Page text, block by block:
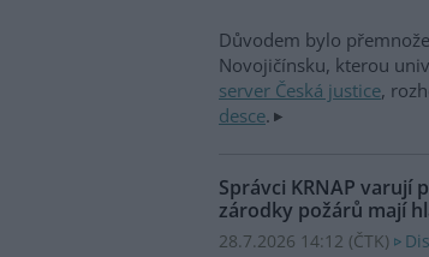
Důvodem bylo
Novojičínsku, kterou
server Česká justice,
desce.
Správci KRNAP varují
zárodky požárů mají
28.7.2026 14:12 (ČTK)